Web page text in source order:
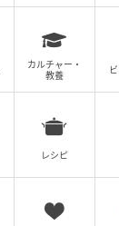
カルチャー・
教養
レシピ